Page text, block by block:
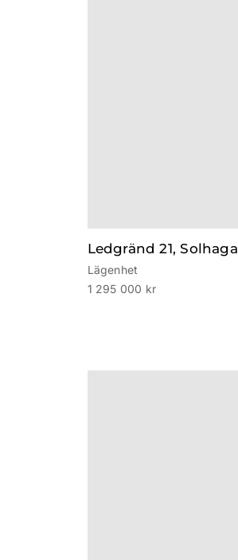
Ledgränd 21, Solhaga
Lägenhet
1 295 000 kr